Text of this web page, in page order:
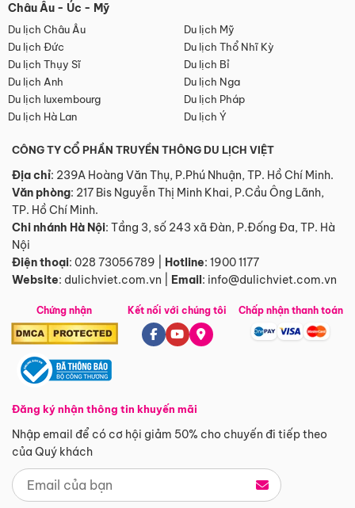
Châu Âu - Úc - Mỹ
Du lịch Châu Âu
Du lịch Mỹ
Du lịch Đức
Du lịch Thổ Nhĩ Kỳ
Du lịch Thụy Sĩ
Du lịch Bỉ
Du lịch Anh
Du lịch Nga
Du lịch luxembourg
Du lịch Pháp
Du lịch Hà Lan
Du lịch Ý
CÔNG TY CỔ PHẦN TRUYỀN THÔNG DU LỊCH VIỆT
Địa chỉ: 239A Hoàng Văn Thụ, P.Phú Nhuận, TP. Hồ Chí Minh.
Văn phòng: 217 Bis Nguyễn Thị Minh Khai, P.Cầu Ông Lãnh,
TP. Hồ Chí Minh.
Chi nhánh Hà Nội: Tầng 3, số 243 xã Đàn, P.Đống Đa, TP. Hà
Nội
Điện thoại: 028 73056789 Hotline: 1900 1177
Website: dulichviet.com.vn Email: info@dulichviet.com.vn
Chứng nhận
Đăng ký nhận thông tin khuyến mãi
Nhập email để có cơ hội giảm 50% cho chuyến đi tiếp theo
của Quý khách
Kết nối với chúng tôi Chấp nhận thanh toán